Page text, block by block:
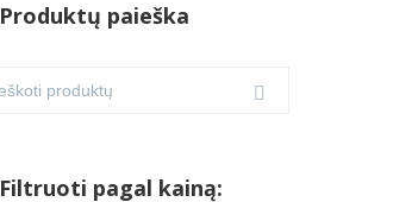
Produktų paieška
Filtruoti pagal kainą: